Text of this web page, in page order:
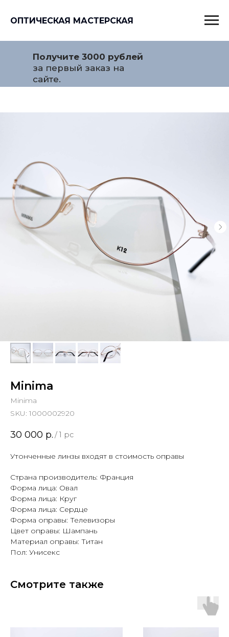
ОПТИЧЕСКАЯ МАСТЕРСКАЯ
Получите 3000 рублей
за первый заказ на
сайте.
Minima
Minima
SKU: 1000002920
30 000 р. /1 pc
Утонченные линзы входят в стоимость оправы
Страна производитель: Франция
Форма лица: Овал
Форма лица: Круг
Форма лица: Сердце
Форма оправы: Телевизоры
Цвет оправы: Шампань
Материал оправы: Титан
Пол: Унисекс
Смотрите также